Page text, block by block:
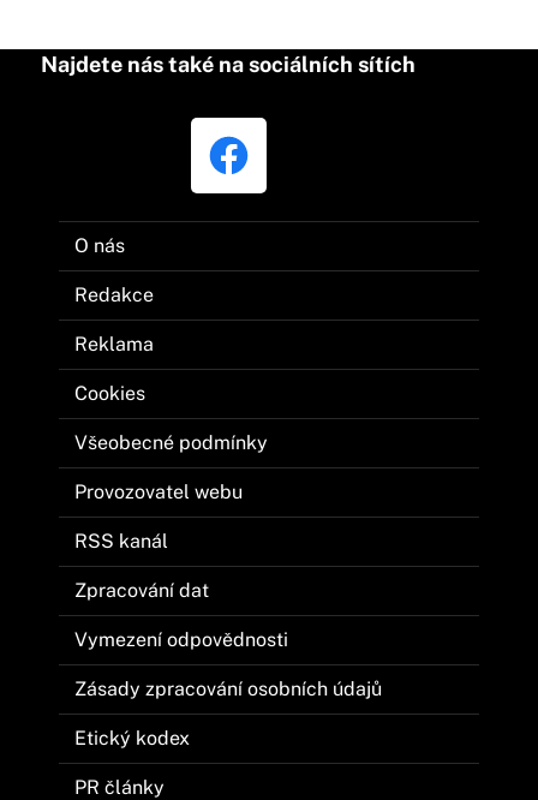
Najdete nás také na sociálních sítích
O nás
Redakce
Reklama
Cookies
Všeobecné podmínky
Provozovatel webu
RSS kanál
Zpracování dat
Vymezení odpovědnosti
Zásady zpracování osobních údajů
Etický kodex
PR články